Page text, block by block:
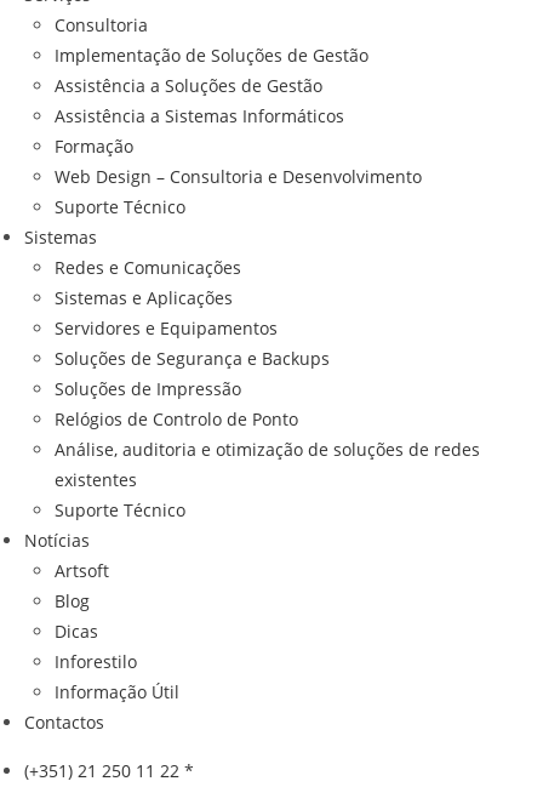
Consultoria
Implementação de Soluções de Gestão
Assistência a Soluções de Gestão
Assistência a Sistemas Informáticos
Formação
Web Design – Consultoria e Desenvolvimento
Suporte Técnico
Sistemas
Redes e Comunicações
Sistemas e Aplicações
Servidores e Equipamentos
Soluções de Segurança e Backups
Soluções de Impressão
Relógios de Controlo de Ponto
Análise, auditoria e otimização de soluções de redes
existentes
Suporte Técnico
Notícias
Artsoft
Blog
Dicas
Inforestilo
Informação Útil
Contactos
(+351) 21 250 11 22 *